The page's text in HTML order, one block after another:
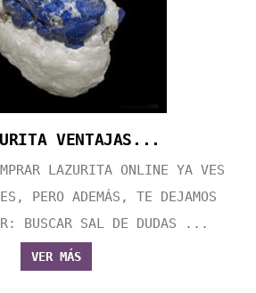
VENTAJAS...
LAZURITA ONLINE YA VES
PERO ADEMÁS, TE DEJAMOS
BUSCAR SAL DE DUDAS ...
VER MÁS